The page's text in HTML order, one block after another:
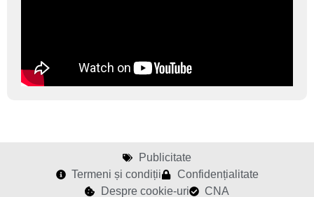
Publicitate
Termeni și condiții
Confidențialitate
Despre cookie-uri
CNA